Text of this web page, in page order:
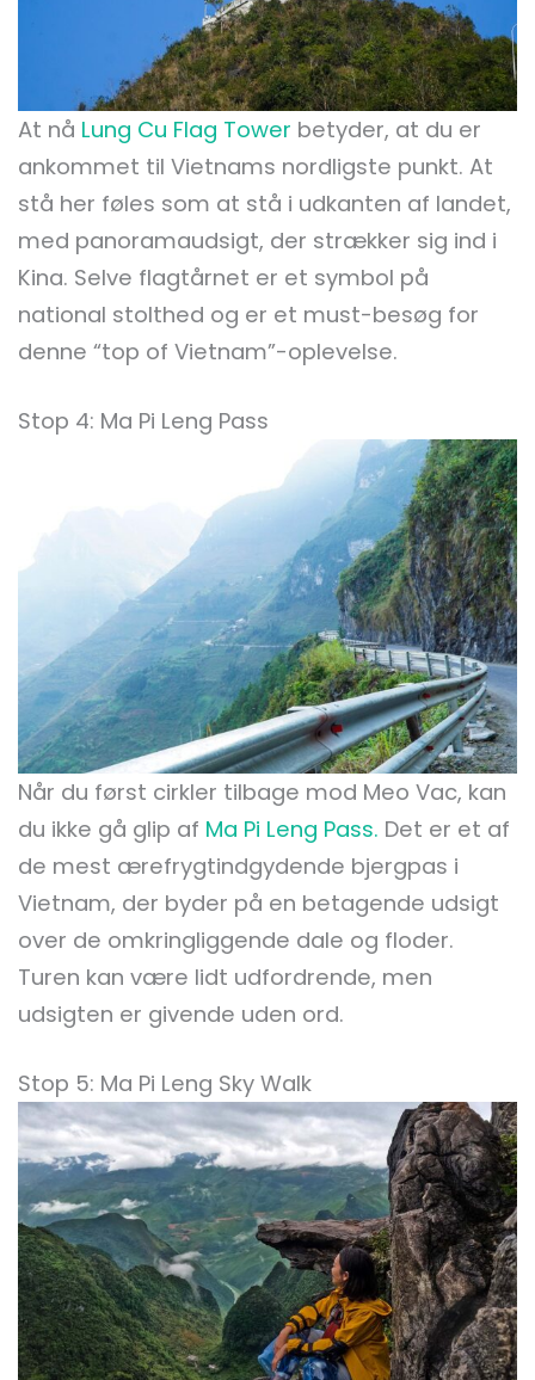
At nå Lung Cu Flag Tower betyder, at du er
ankommet til Vietnams nordligste punkt. At
stå her føles som at stå i udkanten af landet,
med panoramaudsigt, der strækker sig ind i
Kina. Selve flagtårnet er et symbol på
national stolthed og er et must-besøg for
denne “top of Vietnam”-oplevelse.
Stop 4: Ma Pi Leng Pass
Når du først cirkler tilbage mod Meo Vac, kan
du ikke gå glip af Ma Pi Leng Pass. Det er et af
de mest ærefrygtindgydende bjergpas i
Vietnam, der byder på en betagende udsigt
over de omkringliggende dale og floder.
Turen kan være lidt udfordrende, men
udsigten er givende uden ord.
Stop 5: Ma Pi Leng Sky Walk